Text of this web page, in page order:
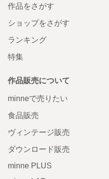
作品をさがす
ショップをさがす
ランキング
特集
作品販売について
minneで売りたい
食品販売
ヴィンテージ販売
ダウンロード販売
minne PLUS